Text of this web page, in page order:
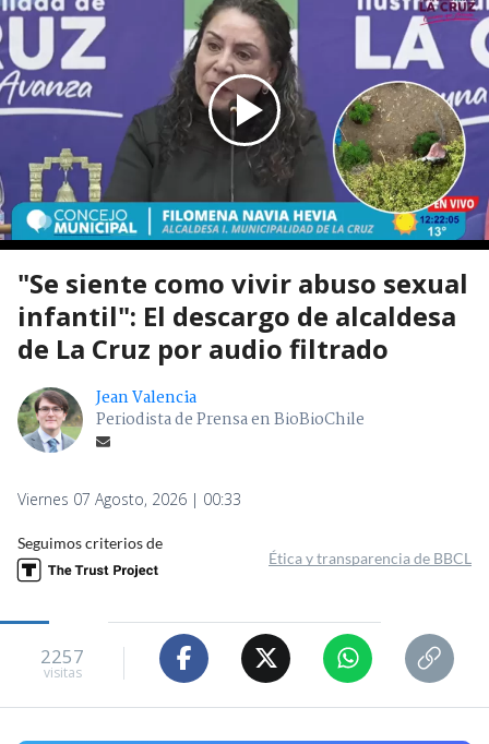
"Se siente como vivir abuso sexual
infantil": El descargo de alcaldesa
de La Cruz por audio filtrado
Jean Valencia
Periodista de Prensa en BioBioChile
Viernes 07 Agosto, 2026 | 00:33
Seguimos criterios de
Ética y transparencia de BBCL
2257
visitas